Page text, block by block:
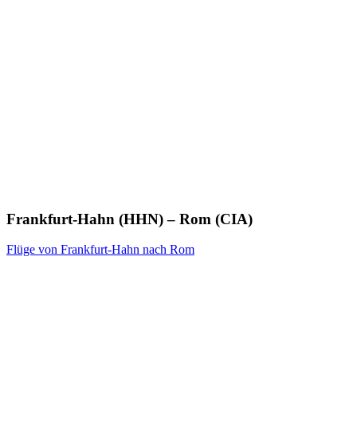
Frankfurt-Hahn (HHN) – Rom (CIA)
Flüge von Frankfurt-Hahn nach Rom